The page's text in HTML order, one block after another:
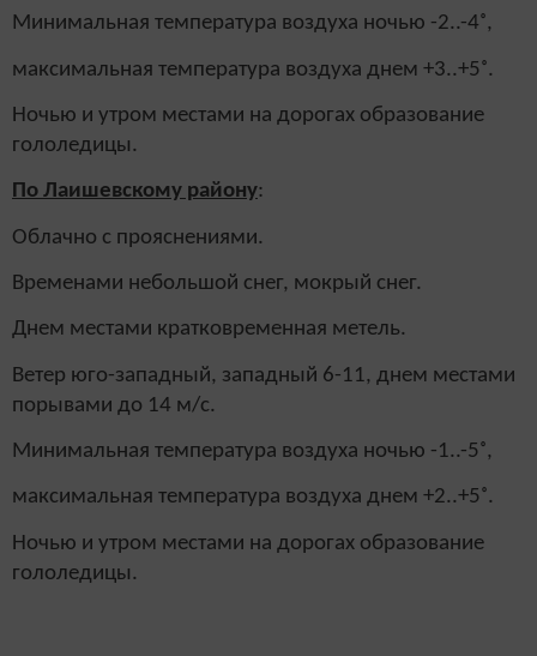
Минимальная температура воздуха ночью -2..-4˚,
максимальная температура воздуха днем +3..+5˚.
Ночью и утром местами на дорогах образование
гололедицы.
По Лаишевскому району:
Облачно с прояснениями.
Временами небольшой снег, мокрый снег.
Днем местами кратковременная метель.
Ветер юго-западный, западный 6-11, днем местами
порывами до 14 м/с.
Минимальная температура воздуха ночью -1..-5˚,
максимальная температура воздуха днем +2..+5˚.
Ночью и утром местами на дорогах образование
гололедицы.